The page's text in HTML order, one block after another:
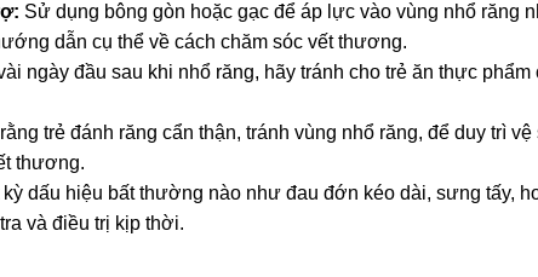
Sử dụng bông gòn hoặc gạc để áp lực vào vùng nhổ răng
dẫn cụ thể về cách chăm sóc vết thương.
ngày đầu sau khi nhổ răng, hãy tránh cho trẻ ăn thực
trẻ đánh răng cẩn thận, tránh vùng nhổ răng, để duy trì
thương.
kỳ dấu hiệu bất thường nào như đau đớn kéo dài, sưng tấy,
và điều trị kịp thời.